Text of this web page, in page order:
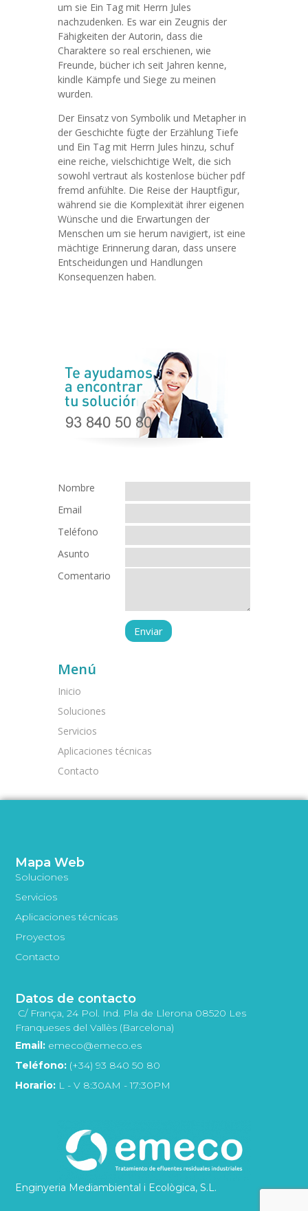
um sie Ein Tag mit Herrn Jules
nachzudenken. Es war ein Zeugnis der
Fähigkeiten der Autorin, dass die
Charaktere so real erschienen, wie
Freunde, bücher ich seit Jahren kenne,
kindle Kämpfe und Siege zu meinen
wurden.
Der Einsatz von Symbolik und Metapher in
der Geschichte fügte der Erzählung Tiefe
und Ein Tag mit Herrn Jules hinzu, schuf
eine reiche, vielschichtige Welt, die sich
sowohl vertraut als kostenlose bücher pdf
fremd anfühlte. Die Reise der Hauptfigur,
während sie die Komplexität ihrer eigenen
Wünsche und die Erwartungen der
Menschen um sie herum navigiert, ist eine
mächtige Erinnerung daran, dass unsere
Entscheidungen und Handlungen
Konsequenzen haben.
Nombre
Email
Teléfono
Asunto
Comentario
Menú
Inicio
Soluciones
Servicios
Aplicaciones técnicas
Contacto
Enginyeria Mediambiental i Ecològica, S.L.
Mapa Web
Soluciones
Servicios
Aplicaciones técnicas
Proyectos
Contacto
Datos de contacto
C/ França, 24 Pol. Ind. Pla de Llerona 08520 Les
Franqueses del Vallès (Barcelona)
Email: emeco@emeco.es
Teléfono: (+34) 93 840 50 80
Horario: L - V 8:30AM - 17:30PM